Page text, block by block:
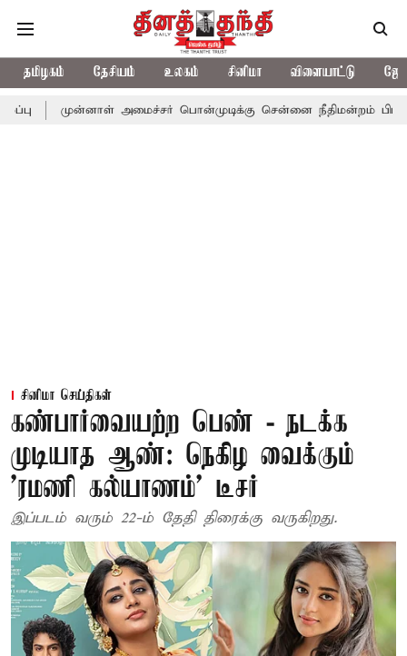
தமிழகம் தேசியம் உலகம் சினிமா விளையாட்டு
முன்னாள் அமைச்சர் பொன்முடிக்கு சென்னை நீதிமன்றம் பிடிவாராண்ட்
சினிமா செய்திகள்
கண்பார்வையற்ற பெண் - நடக்க
முடியாத ஆண்: நெகிழ வைக்கும்
'ரமணி கல்யாணம்' டீசர்
இப்படம் வரும் 22-ம் தேதி திரைக்கு வருகிறது.